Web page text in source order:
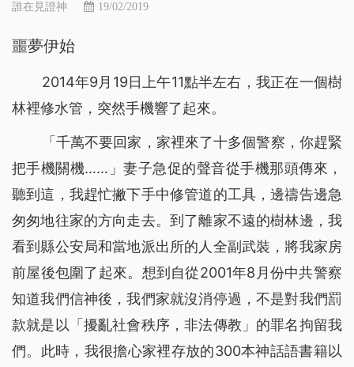
誰在見證神 19/02/2019
噩夢伊始
2014年9月19日上午11點半左右，我正在一個樹
林裡修水管，突然手機響了起來。
「千萬不要回家，家裡來了十多個警察，你趕緊
把手機關機……」妻子急促的聲音從手機那頭傳來，
聽到這，我趕忙撇下手中修管道的工具，邊禱告邊急
匆匆地往家的方向走去。到了離家不遠的樹林邊，我
看到縣公安局和當地派出所的人全副武裝，將我家房
前屋後包圍了起來。想到自從2001年8月份中共警察
知道我們信神後，我們家就沒消停過，不是對我們罰
款就是以「擾亂社會秩序，非法傳教」的罪名拘留我
們。此時，我很擔心家裡存放的300本神話語書籍以